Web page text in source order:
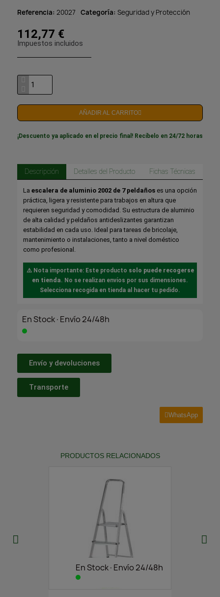
Referencia 20027 Categoría Seguridad y Protección
112,77 €
Impuestos incluidos
AÑADIR AL CARRITO
¡Descuento ya aplicado en el precio final! Recíbelo en 24/72 horas
Descripción Detalles del Producto Fichas Técnicas
La escalera de aluminio 2002 de 7 peldaños es una opción
práctica, ligera y resistente para trabajos en altura que
requieren seguridad y comodidad. Su estructura de aluminio
de alta calidad y peldaños antideslizantes garantizan
estabilidad en cada uso. Ideal para tareas de bricolaje,
mantenimiento o instalaciones, tanto a nivel doméstico
como profesional.
⚠️ Nota importante: Este producto solo puede recogerse
en tienda. No se realizan envíos por sus dimensiones.
Selecciona recogida en tienda al hacer tu pedido.
En Stock·Envío 24/48h
Envío y devoluciones
Transporte
WhatsApp
PRODUCTOS RELACIONADOS
En Stock·Envío 24/48h